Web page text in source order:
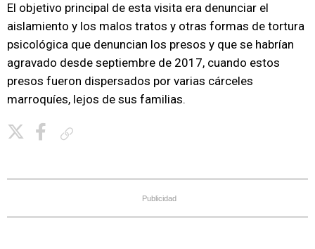
El objetivo principal de esta visita era denunciar el
aislamiento y los malos tratos y otras formas de tortura
psicológica que denuncian los presos y que se habrían
agravado desde septiembre de 2017, cuando estos
presos fueron dispersados por varias cárceles
marroquíes, lejos de sus familias.
Publicidad